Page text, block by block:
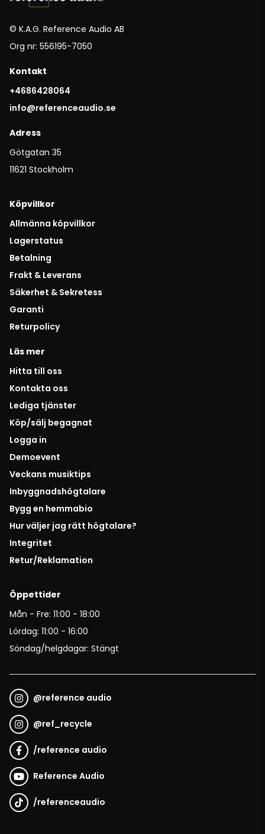
© K.A.G. Reference Audio AB
Org nr: 556195-7050
Kontakt
+4686428064
info@referenceaudio.se
Adress
Götgatan 35
11621 Stockholm
Köpvillkor
Allmänna köpvillkor
Lagerstatus
Betalning
Frakt & Leverans
Säkerhet & Sekretess
Garanti
Returpolicy
Läs mer
Hitta till oss
Kontakta oss
Lediga tjänster
Köp/sälj begagnat
Logga in
Demoevent
Veckans musiktips
Inbyggnadshögtalare
Bygg en hemmabio
Hur väljer jag rätt högtalare?
Integritet
Retur/Reklamation
Öppettider
Mån - Fre: 11:00 - 18:00
Lördag: 11:00 - 16:00
Söndag/helgdagar: Stängt
@reference audio
@ref_recycle
/reference audio
Reference Audio
/referenceaudio